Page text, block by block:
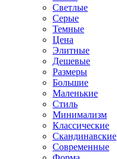
Светлые
Серые
Темные
Цена
Элитные
Дешевые
Размеры
Большие
Маленькие
Стиль
Минимализм
Классические
Скандинавские
Современные